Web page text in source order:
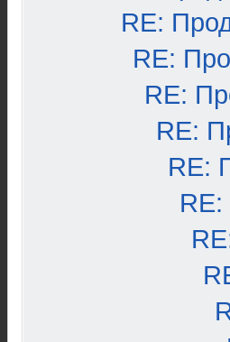
RE:
RE:
RE:
RE:
RE: